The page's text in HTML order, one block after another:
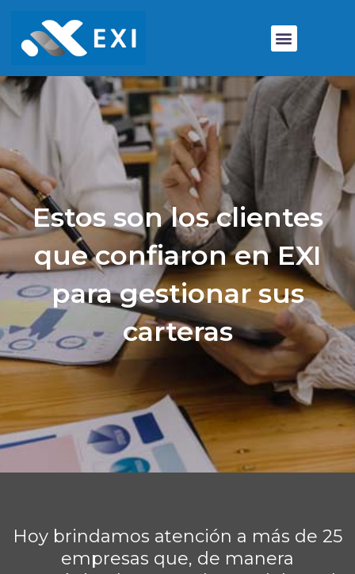
Estos son los clientes
que confiaron en EXI
para gestionar sus
carteras
Hoy brindamos atención a más de 25
empresas que, de manera